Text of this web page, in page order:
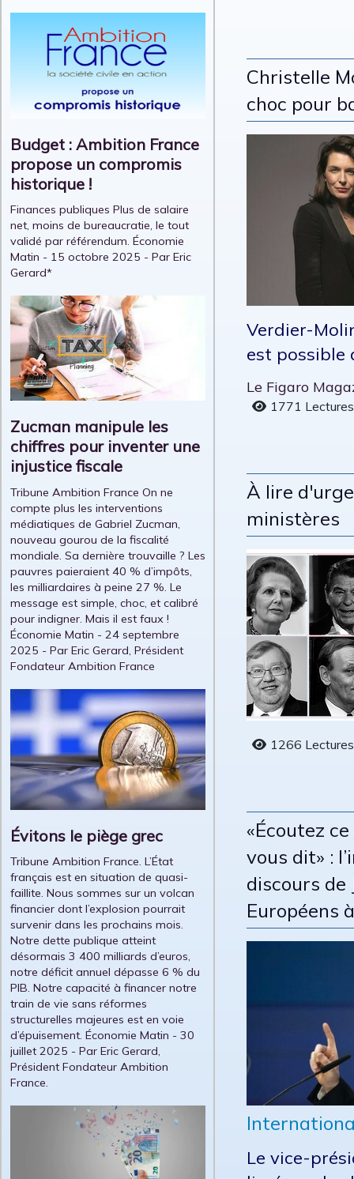
Budget : Ambition France
propose un compromis
historique !
Finances publiques Plus de salaire
net, moins de bureaucratie, le tout
validé par référendum. Économie
Matin - 15 octobre 2025 - Par Eric
Gerard*
Zucman manipule les
chiffres pour inventer une
injustice fiscale
Tribune Ambition France On ne
compte plus les interventions
médiatiques de Gabriel Zucman,
nouveau gourou de la fiscalité
mondiale. Sa dernière trouvaille ? Les
pauvres paieraient 40 % d’impôts,
les milliardaires à peine 27 %. Le
message est simple, choc, et calibré
pour indigner. Mais il est faux !
Économie Matin - 24 septembre
2025 - Par Eric Gerard, Président
Fondateur Ambition France
Évitons le piège grec
Tribune Ambition France. L’État
français est en situation de quasi-
faillite. Nous sommes sur un volcan
financier dont l’explosion pourrait
survenir dans les prochains mois.
Notre dette publique atteint
désormais 3 400 milliards d’euros,
notre déficit annuel dépasse 6 % du
PIB. Notre capacité à financer notre
train de vie sans réformes
structurelles majeures est en voie
d’épuisement. Économie Matin - 30
juillet 2025 - Par Eric Gerard,
Président Fondateur Ambition
France.
Christelle
choc pour
Verdier-
est possible
Le Figaro
1771 Lectures
À lire
ministères
1266 Lectures
«Écoutez
vous dit» :
discours de
Européens
Le vice-